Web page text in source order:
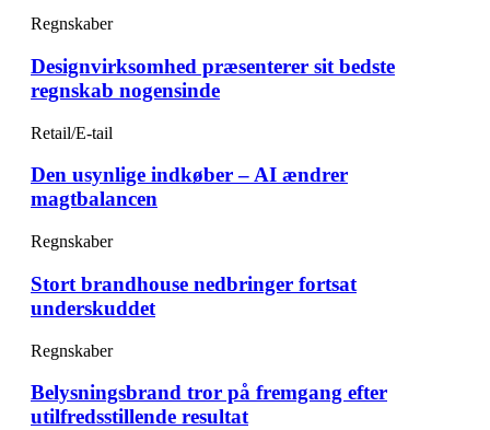
Regnskaber
Designvirksomhed præsenterer sit bedste
regnskab nogensinde
Retail/E-tail
Den usynlige indkøber – AI ændrer
magtbalancen
Regnskaber
Stort brandhouse nedbringer fortsat
underskuddet
Regnskaber
Belysningsbrand tror på fremgang efter
utilfredsstillende resultat